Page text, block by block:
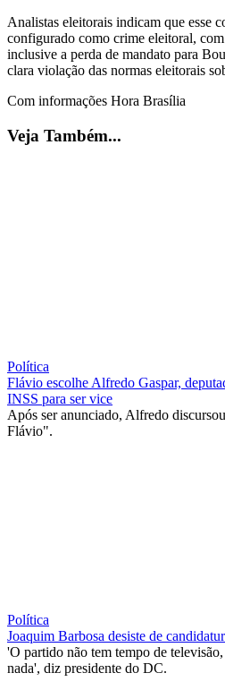
Analistas eleitorais indicam que esse
configurado como crime eleitoral,
inclusive a perda de mandato para
clara violação das normas eleitorais
Com informações Hora Brasília
Veja Também...
Política
Flávio escolhe Alfredo Gaspar,
INSS para ser vice
Após ser anunciado, Alfredo
Flávio".
Política
Joaquim Barbosa desiste de
'O partido não tem tempo de
nada', diz presidente do DC.